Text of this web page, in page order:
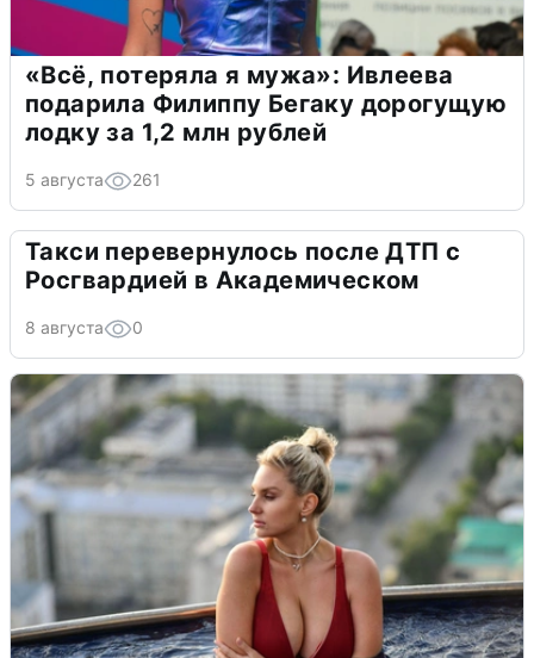
«Всё, потеряла я мужа»: Ивлеева
подарила Филиппу Бегаку дорогущую
лодку за 1,2 млн рублей
5 августа 261
Такси перевернулось после ДТП с
Росгвардией в Академическом
8 августа 0